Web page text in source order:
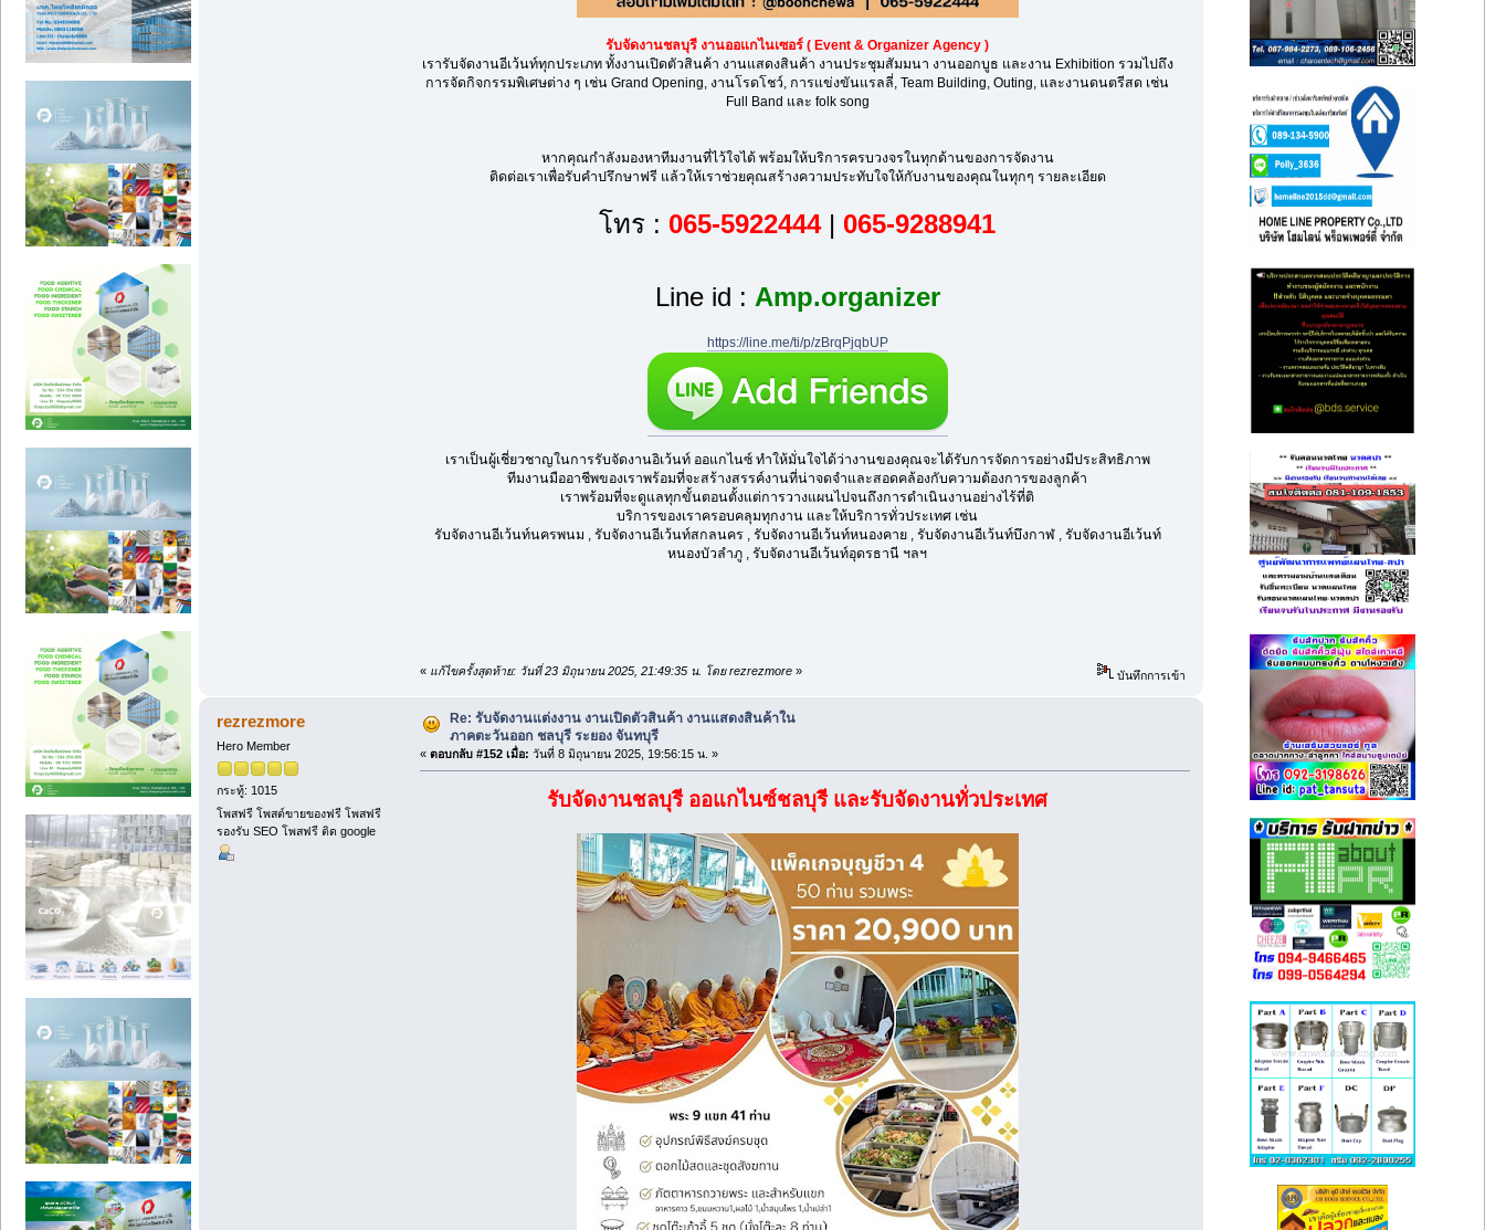
รับจัดงานชลบุรี งานออแกไนเซอร์ ( Event & Organizer Agency )
เรารับจัดงานอีเว้นท์ทุกประเภท ทั้งงานเปิดตัวสินค้า งานแสดงสินค้า งานประชุมสัมมนา งานออกบูธ และงาน Exhibition รวมไปถึง
การจัดกิจกรรมพิเศษต่าง ๆ เช่น Grand Opening, งานโรดโชว์, การแข่งขันแรลลี่, Team Building, Outing, และงานดนตรีสด เช่น
Full Band และ folk song
หากคุณกำลังมองหาทีมงานที่ไว้ใจได้ พร้อมให้บริการครบวงจรในทุกด้านของการจัดงาน
ติดต่อเราเพื่อรับคำปรึกษาฟรี แล้วให้เราช่วยคุณสร้างความประทับใจให้กับงานของคุณในทุกๆ รายละเอียด
โทร : 065-5922444| 065-9288941
Line id : Amp.organizer
https://line.me/ti/p/zBrqPjqbUP
เราเป็นผู้เชี่ยวชาญในการรับจัดงานอิเว้นท์ ออแกไนซ์ ทำให้มั่นใจได้ว่างานของคุณจะได้รับการจัดการอย่างมีประสิทธิภาพ
ทีมงานมืออาชีพของเราพร้อมที่จะสร้างสรรค์งานที่น่าจดจำและสอดคล้องกับความต้องการของลูกค้า
เราพร้อมที่จะดูแลทุกขั้นตอนตั้งแต่การวางแผนไปจนถึงการดำเนินงานอย่างไร้ที่ติ
บริการของเราครอบคลุมทุกงาน และให้บริการทั่วประเทศ เช่น
รับจัดงานอีเว้นท์นครพนม , รับจัดงานอีเว้นท์สกลนคร , รับจัดงานอีเว้นท์หนองคาย , รับจัดงานอีเว้นท์บึงกาฬ , รับจัดงานอีเว้นท์
หนองบัวลำภู , รับจัดงานอีเว้นท์อุดรธานี ฯลฯ
« แก้ไขครั้งสุดท้าย: วันที่ 23 มิถุนายน 2025, 21:49:35 น. โดย rezrezmore» บันทึกการเข้า
rezrezmore
Hero Member
กระทู้: 1015
โพสฟรี โพสต์ขายของฟรี โพสฟรี
รองรับ SEO โพสฟรี ติด google
Re: รับจัดงานแต่งงาน งานเปิดตัวสินค้า งานแสดงสินค้าใน
ภาคตะวันออก ชลบุรี ระยอง จันทบุรี
« ตอบกลับ #152 เมื่อ: วันที่ 8 มิถุนายน 2025, 19:56:15 น. »
รับจัดงานชลบุรี ออแกไนซ์ชลบุรี และรับจัดงานทั่วประเทศ